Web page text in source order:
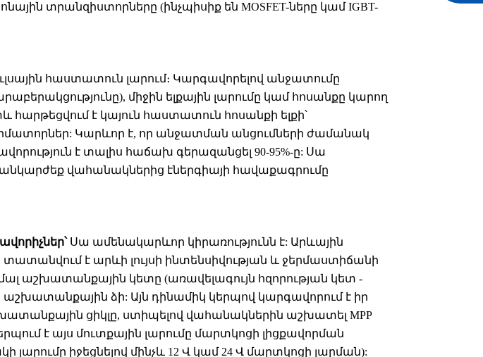
տրանզիստորները (ինչպիսիք են MOSFET-ները կամ IGBT-
հաստատուն լարում։ Կարգավորելով անջատումը
միջին ելքային լարումը կամ հոսանքը կարող
հարթեցվում է կայուն հաստատուն հոսանքի ելքի՝
Կարևոր է, որ անջատման անցումների ժամանակ
է տալիս հաճախ գերազանցել 90-95%-ը: Սա
վահանակներից էներգիայի հավաքագրումը
Սա ամենակարևոր կիրառությունն է: Արևային
տատանվում է արևի լույսի ինտենսիվության և ջերմաստիճանի
աշխատանքային կետը (առավելագույն հզորության կետ -
աշխատանքային ձի: Այն դինամիկ կերպով կարգավորում է իր
ցիկլը, ստիպելով վահանակներին աշխատել MPP
է այս մուտքային լարումը մարտկոցի լիցքավորման
իջեցնելով մինչև 12 Վ կամ 24 Վ մարտկոցի լարման):